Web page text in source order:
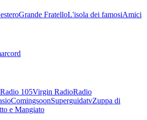
Grande FratelloL'isola dei famosiAmici
Radio 105Virgin RadioRadio
ComingsoonSuperguidatvZuppa di
e Mangiato